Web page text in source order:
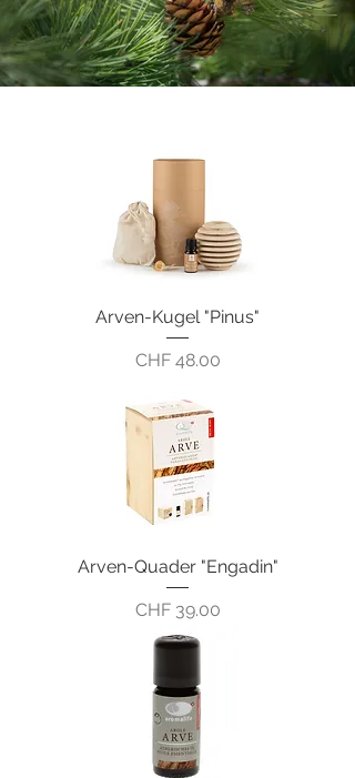
Arven-Kugel "Pinus"
Preis
CHF 48.00
Arven-Quader "Engadin"
Preis
CHF 39.00